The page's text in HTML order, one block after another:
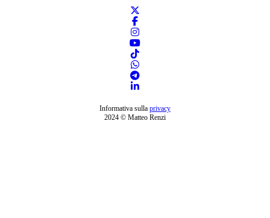
Informativa sulla privacy
2024 © Matteo Renzi